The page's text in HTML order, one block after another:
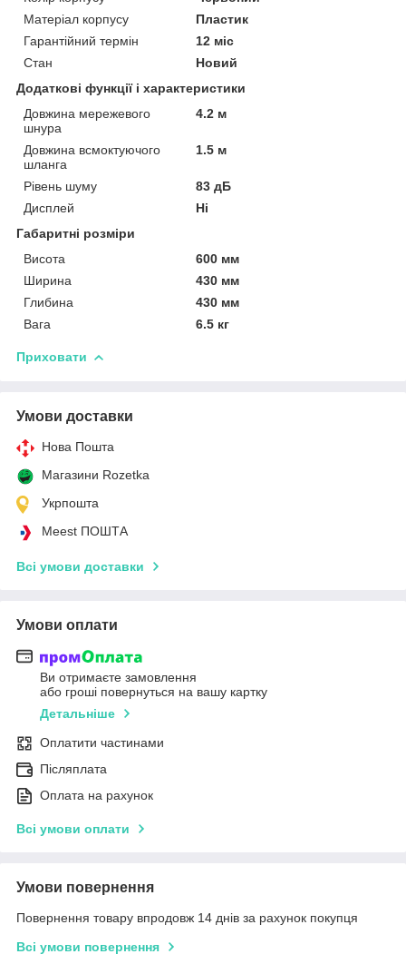
Матеріал корпусу
Пластик
Гарантійний термін
12 міс
Стан
Новий
Додаткові функції і характеристики
Довжина мережевого
шнура
4.2 м
Довжина всмоктуючого
шланга
1.5 м
Рівень шуму
83 дБ
Дисплей
Ні
Габаритні розміри
Висота
600 мм
Ширина
430 мм
Глибина
430 мм
Вага
6.5 кг
Приховати
Умови доставки
Нова Пошта
Магазини Rozetka
Укрпошта
Meest ПОШТА
Всі умови доставки
Умови оплати
Ви отримаєте замовлення
або гроші повернуться на вашу картку
Детальніше
Оплатити частинами
Післяплата
Оплата на рахунок
Всі умови оплати
Умови повернення
Повернення товару впродовж 14 днів за рахунок покупця
Всі умови повернення